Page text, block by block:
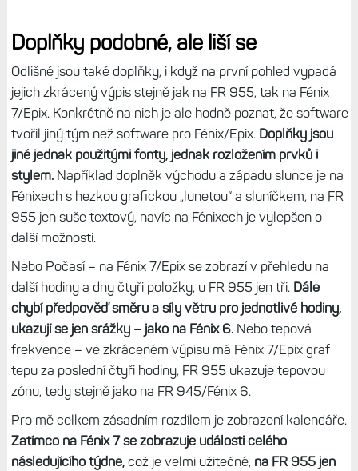
Doplňky podobné, ale liší se
Odlišné jsou také doplňky, i když na první pohled vypadá
jejich zkrácený výpis stejně jak na FR 955, tak na Fénix
7/Epix. Konkrétně na nich je ale hodně poznat, že software
tvořil jiný tým než software pro Fénix/Epix. Doplňky jsou
jiné jednak použitými fonty, jednak rozložením prvků i
stylem.Například doplněk východu a západu slunce je na
Fénixech s hezkou grafickou „lunetou“ a sluníčkem, na FR
955 jen suše textový, navíc na Fénixech je vylepšen o
další možnosti.
Nebo Počasí – na Fénix 7/Epix se zobrazí v přehledu na
další hodiny a dny čtyři položky, u FR 955 jen tři. Dále
chybí předpověď směru a síly větru pro jednotlivé hodiny,
ukazují se jen srážky – jako na Fénix 6.Nebo tepová
frekvence – ve zkráceném výpisu má Fénix 7/Epix graf
tepu za poslední čtyři hodiny, FR 955 ukazuje tepovou
zónu, tedy stejně jako na FR 945/Fénix 6.
Pro mě celkem zásadním rozdílem je zobrazení kalendáře.
Zatímco na Fénix 7 se zobrazuje události celého
následujícího týdne,což je velmi užitečné, na FR 955 jen